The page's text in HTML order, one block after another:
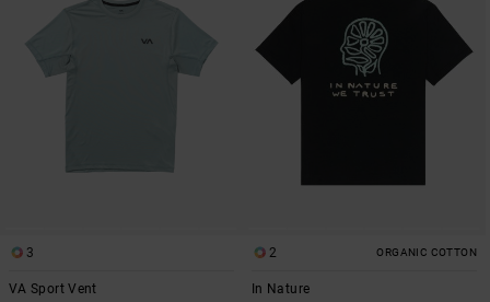
3
VA Sport Vent
2 ORGANIC COTTON
In Nature